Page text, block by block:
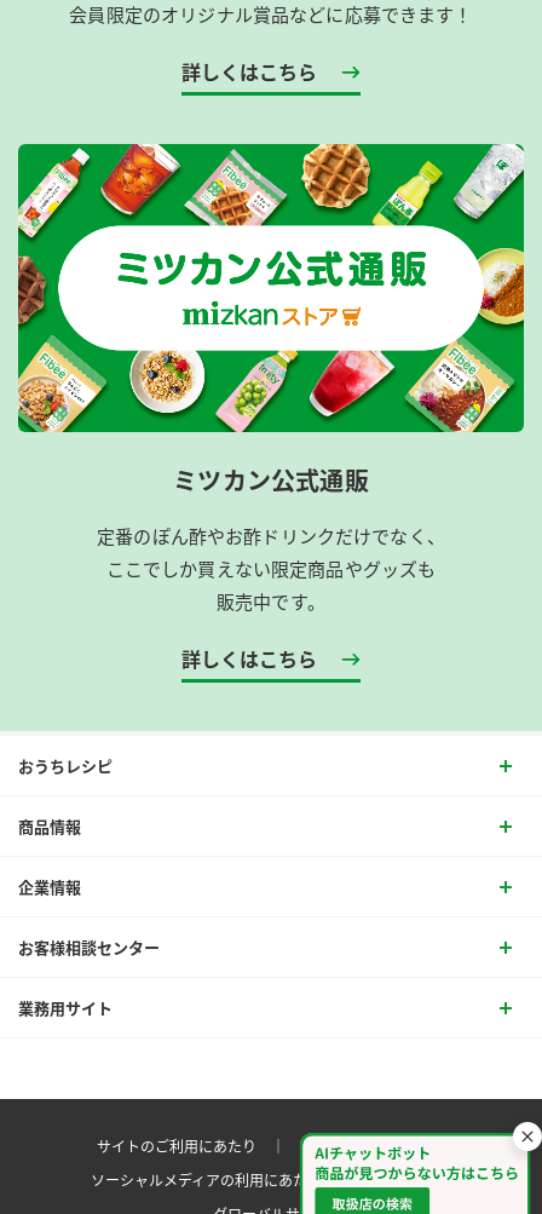
会員限定のオリジナル賞品などに応募できます！
詳しくはこちら
ミツカン公式通販
定番のぽん酢やお酢ドリンクだけでなく、
ここでしか買えない限定商品やグッズも
販売中です。
詳しくはこちら
おうちレシピ
商品情報
企業情報
お客様相談センター
業務用サイト
サイトのご利用にあたり ｜ プライバシーポリシー
ソーシャルメディアの利用にあたりサイトマップ ｜